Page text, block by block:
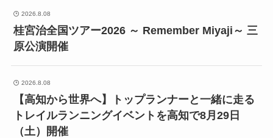
2026.8.08
桂宮治全国ツアー2026 ～ Remember Miyaji～ 三
原公演開催
2026.8.08
【高知から世界へ】トップランナーと一緒に走る
トレイルランニングイベントを高知で8月29日
（土）開催